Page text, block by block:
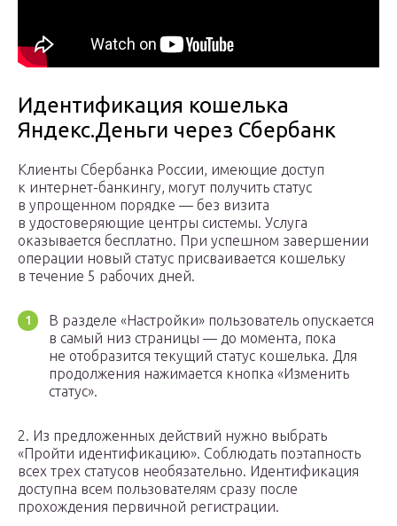
Идентификация кошелька
Яндекс.Деньги через Сбербанк
Клиенты Сбербанка России, имеющие доступ
к интернет-банкингу, могут получить статус
в упрощенном порядке — без визита
в удостоверяющие центры системы. Услуга
оказывается бесплатно. При успешном завершении
операции новый статус присваивается кошельку
в течение 5 рабочих дней.
В разделе «Настройки» пользователь опускается
в самый низ страницы — до момента, пока
не отобразится текущий статус кошелька. Для
продолжения нажимается кнопка «Изменить
статус».
2. Из предложенных действий нужно выбрать
«Пройти идентификацию». Соблюдать поэтапность
всех трех статусов необязательно. Идентификация
доступна всем пользователям сразу после
прохождения первичной регистрации.